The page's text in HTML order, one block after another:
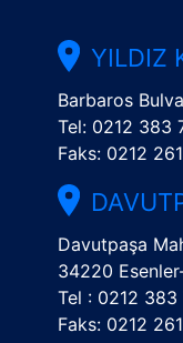
YILDIZ
Barbaros
Tel: 0212 383
Faks: 0212
Davutpaşa
34220
Tel : 0212 383
Faks: 0212